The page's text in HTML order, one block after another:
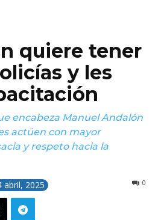
quiere tener
y les
encabeza Manuel Andalón
actúen con mayor
y respeto hacia la
abril, 2025 0